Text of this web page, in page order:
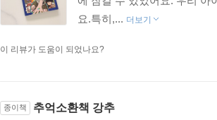
요.특히,... 더보기
이 리뷰가 도움이 되었나요?
종이책 추억소환책 강추